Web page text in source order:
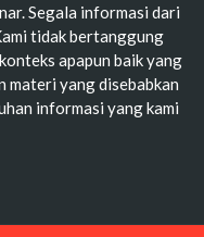
Segala informasi dari
tidak bertanggung
apapun baik yang
materi yang disebabkan
informasi yang kami